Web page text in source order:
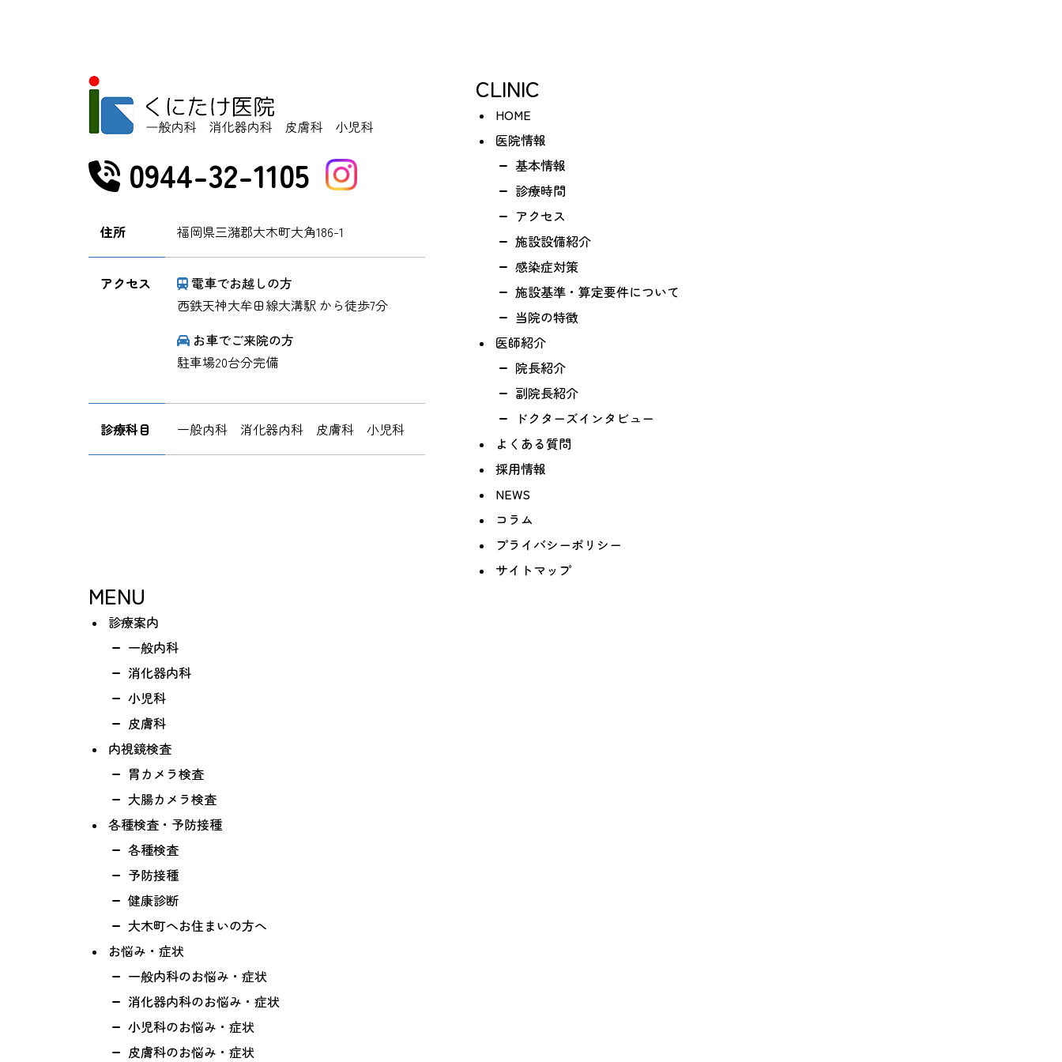
0944-32-1105
住所 福岡県三潴郡大木町大角186-1
アクセス
電車でお越しの方
西鉄天神大牟田線大溝駅 から徒歩7分
お車でご来院の方
駐車場20台分完備
診療科目 一般内科 消化器内科 皮膚科 小児科
CLINIC
HOME
医院情報
基本情報
診療時間
アクセス
施設設備紹介
感染症対策
施設基準・算定要件について
当院の特徴
医師紹介
院長紹介
副院長紹介
ドクターズインタビュー
よくある質問
採用情報
NEWS
コラム
プライバシーポリシー
サイトマップ
MENU
診療案内
一般内科
消化器内科
小児科
皮膚科
内視鏡検査
胃カメラ検査
大腸カメラ検査
各種検査・予防接種
各種検査
予防接種
健康診断
大木町へお住まいの方へ
お悩み・症状
一般内科のお悩み・症状
消化器内科のお悩み・症状
小児科のお悩み・症状
皮膚科のお悩み・症状